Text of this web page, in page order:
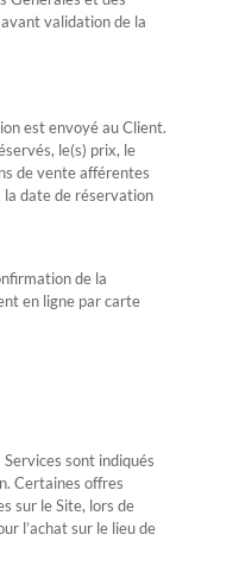
validation de la
est envoyé au Client.
le(s) prix, le
de vente afférentes
la date de réservation
de la
en ligne par carte
sont indiqués
Certaines offres
sur le Site, lors de
l’achat sur le lieu de